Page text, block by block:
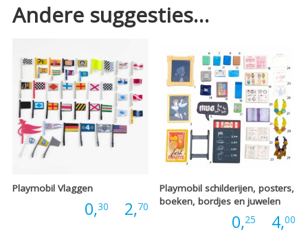
Andere suggesties…
Playmobil Vlaggen
0,30 2,70Prijsklasse:
Playmobil schilderijen, posters,
boeken, bordjes en juwelen
0,25 4,00